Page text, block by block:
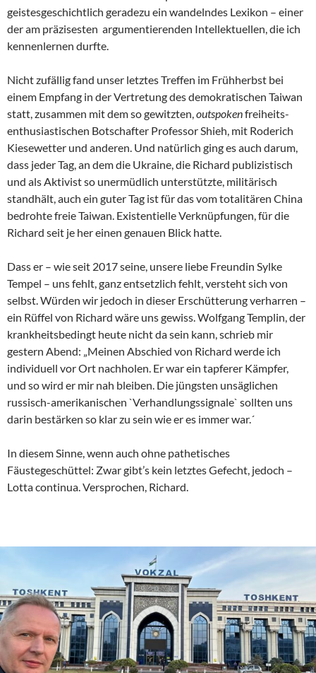
geistesgeschichtlich geradezu ein wandelndes Lexikon – einer
der am präzisesten argumentierenden Intellektuellen, die ich
kennenlernen durfte.
Nicht zufällig fand unser letztes Treffen im Frühherbst bei
einem Empfang in der Vertretung des demokratischen Taiwan
statt, zusammen mit dem so gewitzten,outspokenfreiheits-
enthusiastischen Botschafter Professor Shieh, mit Roderich
Kiesewetter und anderen. Und natürlich ging es auch darum,
dass jeder Tag, an dem die Ukraine, die Richard publizistisch
und als Aktivist so unermüdlich unterstützte, militärisch
standhält, auch ein guter Tag ist für das vom totalitären China
bedrohte freie Taiwan. Existentielle Verknüpfungen, für die
Richard seit je her einen genauen Blick hatte.
Dass er – wie seit 2017 seine, unsere liebe Freundin Sylke
Tempel – uns fehlt, ganz entsetzlich fehlt, versteht sich von
selbst. Würden wir jedoch in dieser Erschütterung verharren –
ein Rüffel von Richard wäre uns gewiss. Wolfgang Templin, der
krankheitsbedingt heute nicht da sein kann, schrieb mir
gestern Abend: „Meinen Abschied von Richard werde ich
individuell vor Ort nachholen. Er war ein tapferer Kämpfer,
und so wird er mir nah bleiben. Die jüngsten unsäglichen
russisch-amerikanischen `Verhandlungssignale` sollten uns
darin bestärken so klar zu sein wie er es immer war.´
In diesem Sinne, wenn auch ohne pathetisches
Fäustegeschüttel: Zwar gibt’s kein letztes Gefecht, jedoch –
Lotta continua. Versprochen, Richard.